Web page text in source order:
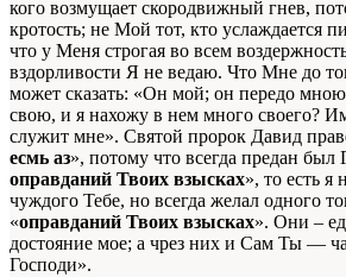
кого возмущает скородвижный гнев,
кротость; не Мой тот, кто услаждается
что у Меня строгая во всем
вздорливости Я не ведаю. Что Мне до
может сказать: «Он мой; он передо
свою, и я нахожу в нем много своего?
служит мне». Святой пророк Давид
есмь аз», потому что всегда предан был
оправданий Твоих взысках», то есть я
чуждого Тебе, но всегда желал одного
«оправданий Твоих взысках». Они –
достояние мое; а чрез них и Сам Ты —
Господи».